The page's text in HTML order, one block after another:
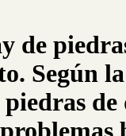
de
Según